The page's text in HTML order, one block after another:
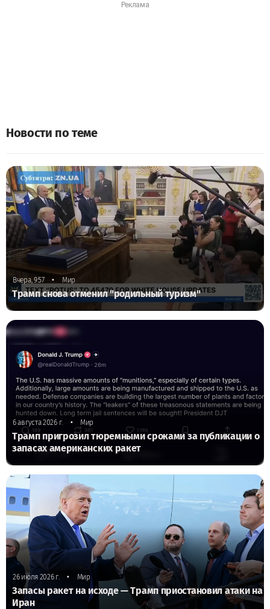
Новости по теме
Вчера, 9:57 • Мир
Трамп снова отменил "родильный туризм"
6 августа 2026 г. • Мир
Трамп пригрозил тюремными сроками за публикации о
запасах американских ракет
26 июля 2026 г. • Мир
Запасы ракет на исходе — Трамп приостановил атаки на
Иран